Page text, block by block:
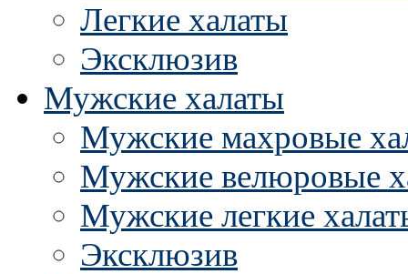
Легкие халаты
Эксклюзив
Мужские халаты
Мужские махровые
Мужские велюровые
Мужские легкие
Эксклюзив